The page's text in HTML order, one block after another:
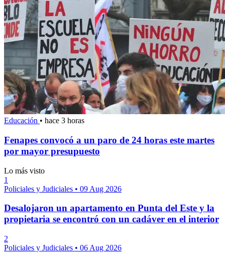
Educación • hace 3 horas
Fenapes convocó a un paro de 24 horas este martes
por mayor presupuesto
Lo más visto
1
Policiales y Judiciales • 09 Aug 2026
Desalojaron un apartamento en Punta del Este y la
propietaria se encontró con un cadáver en el interior
2
Policiales y Judiciales • 06 Aug 2026